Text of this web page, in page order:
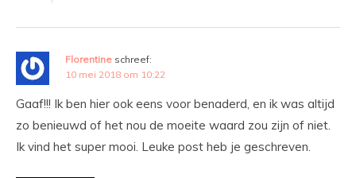
Florentine schreef:
10 mei 2018 om 10:22
Gaaf!!! Ik ben hier ook eens voor benaderd, en ik was altijd
zo benieuwd of het nou de moeite waard zou zijn of niet.
Ik vind het super mooi. Leuke post heb je geschreven.